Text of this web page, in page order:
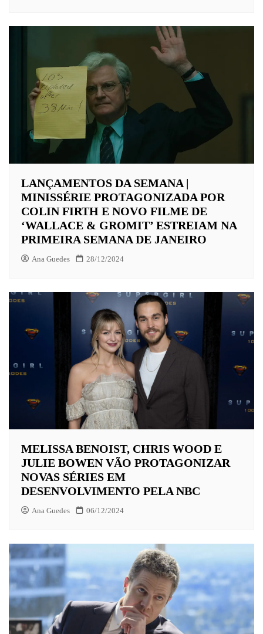
LANÇAMENTOS DA SEMANA |
MINISSÉRIE PROTAGONIZADA POR
COLIN FIRTH E NOVO FILME DE
‘WALLACE & GROMIT’ ESTREIAM NA
PRIMEIRA SEMANA DE JANEIRO
Ana Guedes 28/12/2024
MELISSA BENOIST, CHRIS WOOD E
JULIE BOWEN VÃO PROTAGONIZAR
NOVAS SÉRIES EM
DESENVOLVIMENTO PELA NBC
Ana Guedes 06/12/2024